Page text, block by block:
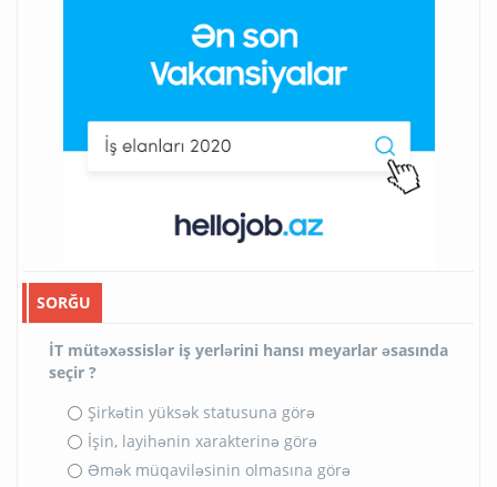
SORĞU
İT mütəxəssislər iş yerlərini hansı meyarlar əsasında
seçir ?
Şirkətin yüksək statusuna görə
İşin, layihənin xarakterinə görə
Əmək müqaviləsinin olmasına görə